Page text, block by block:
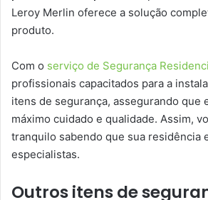
Leroy Merlin oferece a solução
produto.
Com o serviço de Segurança
profissionais capacitados para a
itens de segurança, assegurando que
máximo cuidado e qualidade. Assim,
tranquilo sabendo que sua residência
especialistas.
Outros itens de